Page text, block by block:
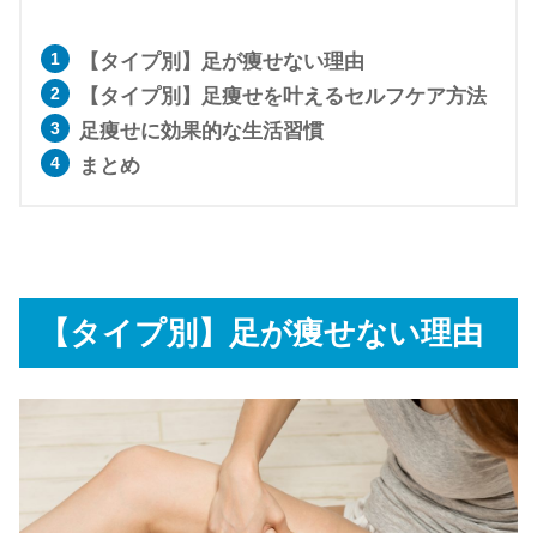
【タイプ別】足が痩せない理由
【タイプ別】足痩せを叶えるセルフケア方法
足痩せに効果的な生活習慣
まとめ
【タイプ別】足が痩せない理由